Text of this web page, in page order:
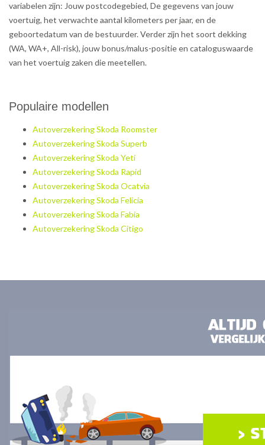
variabelen zijn: Jouw postcodegebied, De gegevens van jouw
voertuig, het verwachte aantal kilometers per jaar, en de
geboortedatum van de bestuurder. Verder zijn het soort dekking
(WA, WA+, All-risk), jouw bonus/malus-positie en cataloguswaarde
van het voertuig zaken die meetellen.
Populaire modellen
Autoverzekering Skoda Roomster
Autoverzekering Skoda Superb
Autoverzekering Skoda Yeti
Autoverzekering Skoda Rapid
Autoverzekering Skoda Ocatvia
Autoverzekering Skoda Felicia
Autoverzekering Skoda Fabia
Autoverzekering Skoda Citigo